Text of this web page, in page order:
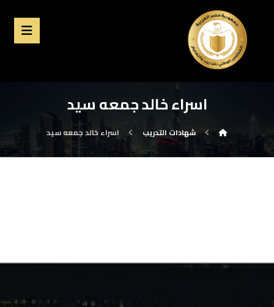
اسراء خالد جمعه سيد
شهادات التدريب اسراء خالد جمعه سيد